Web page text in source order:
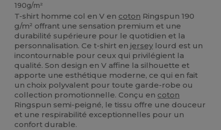
190g/m²
T-shirt homme col en V en coton Ringspun 190
g/m² offrant une sensation premium et une
durabilité supérieure pour le quotidien et la
personnalisation. Ce t-shirt enjersey lourd est un
incontournable pour ceux qui privilégient la
qualité. Son design en V affine la silhouette et
apporte une esthétique moderne, ce qui en fait
un choix polyvalent pour toute garde-robe ou
collection promotionnelle. Conçu en coton
Ringspun semi-peigné, le tissu offre une douceur
et une respirabilité exceptionnelles pour un
confort durable.